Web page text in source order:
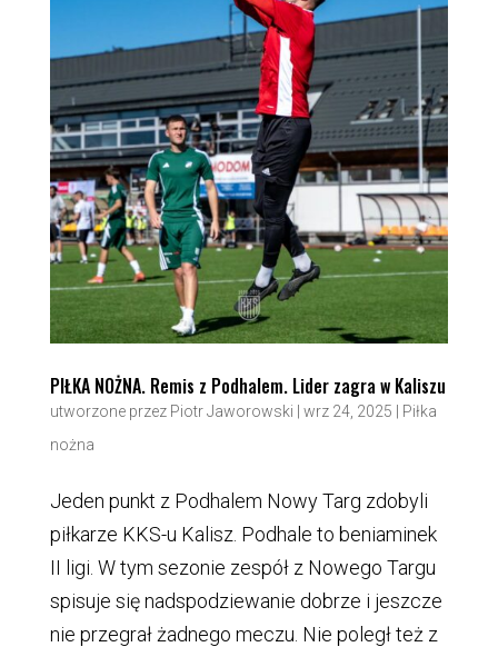
PIŁKA NOŻNA. Remis z Podhalem. Lider zagra w Kaliszu
utworzone przez Piotr Jaworowski | wrz 24, 2025 | Piłka
nożna
Jeden punkt z Podhalem Nowy Targ zdobyli
piłkarze KKS-u Kalisz. Podhale to beniaminek
II ligi. W tym sezonie zespół z Nowego Targu
spisuje się nadspodziewanie dobrze i jeszcze
nie przegrał żadnego meczu. Nie poległ też z